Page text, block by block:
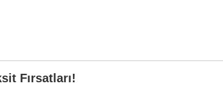
Fırsatları!